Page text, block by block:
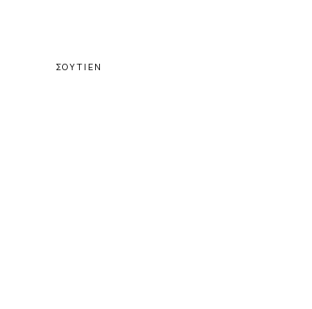
ΣΟΥΤΙΕΝ